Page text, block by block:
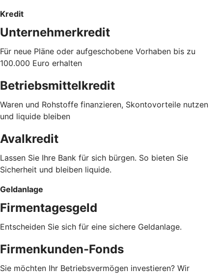
Kredit
Unternehmerkredit
Für neue Pläne oder aufgeschobene Vorhaben bis zu
100.000 Euro erhalten
Betriebsmittelkredit
Waren und Rohstoffe finanzieren, Skontovorteile nutzen
und liquide bleiben
Avalkredit
Lassen Sie Ihre Bank für sich bürgen. So bieten Sie
Sicherheit und bleiben liquide.
Geldanlage
Firmentagesgeld
Entscheiden Sie sich für eine sichere Geldanlage.
Firmenkunden-Fonds
Sie möchten Ihr Betriebsvermögen investieren? Wir